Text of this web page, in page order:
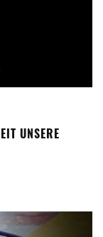
UNSERE